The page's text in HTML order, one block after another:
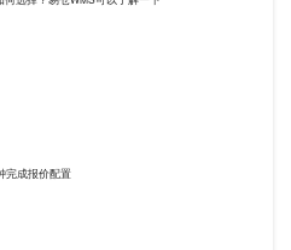
完成报价配置